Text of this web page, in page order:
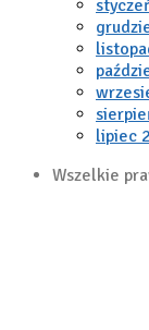
lipiec
Wszelkie